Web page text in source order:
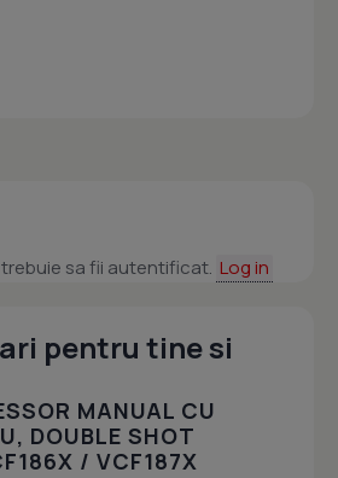
sa fii autentificat. Log in
pentru tine si
MANUAL CU
DOUBLE SHOT
/ VCF187X